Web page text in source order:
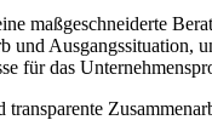
maßgeschneiderte
und Ausgangssituation,
für das
transparente